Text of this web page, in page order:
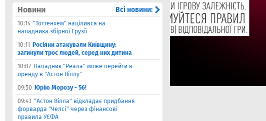
Новини Всі новини:
10:14 "Тоттенхем" націлився на
нападника збірної Грузії
10:11
Росіяни атакували Київщину:
загинули троє людей, серед них дитина
10:07 Нападник "Реала" може перейти в
оренду в "Астон Віллу"
09:50 Юрію Морозу - 56!
09:43 "Астон Вілла" відкладає придбання
форварда "Челсі" через фінансові
правила УЄФА